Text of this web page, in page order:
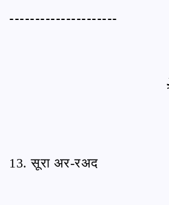
---------------------
13. सूरा अर-रअद